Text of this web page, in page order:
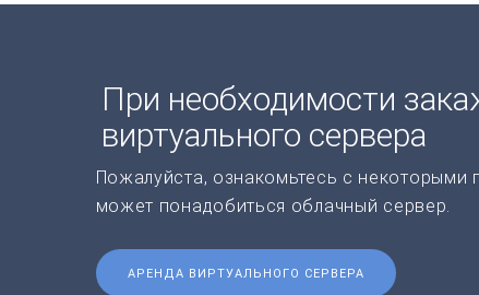
При необходимости
виртуального сервера
Пожалуйста, ознакомьтесь с
может понадобиться облачный сервер.
АРЕНДА ВИРТУАЛЬНОГО СЕРВЕРА